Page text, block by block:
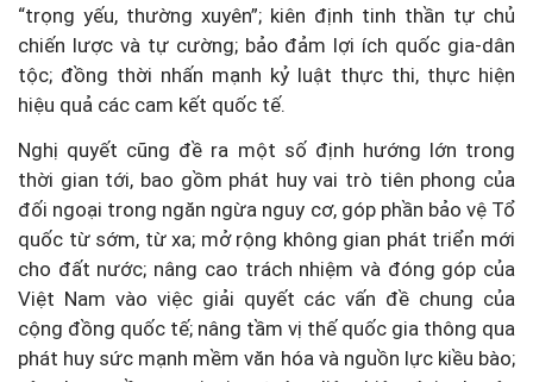
“trọng yếu, thường xuyên”; kiên định tinh thần tự chủ
chiến lược và tự cường; bảo đảm lợi ích quốc gia-dân
tộc; đồng thời nhấn mạnh kỷ luật thực thi, thực hiện
hiệu quả các cam kết quốc tế.
Nghị quyết cũng đề ra một số định hướng lớn trong
thời gian tới, bao gồm phát huy vai trò tiên phong của
đối ngoại trong ngăn ngừa nguy cơ, góp phần bảo vệ Tổ
quốc từ sớm, từ xa; mở rộng không gian phát triển mới
cho đất nước; nâng cao trách nhiệm và đóng góp của
Việt Nam vào việc giải quyết các vấn đề chung của
cộng đồng quốc tế; nâng tầm vị thế quốc gia thông qua
phát huy sức mạnh mềm văn hóa và nguồn lực kiều bào;